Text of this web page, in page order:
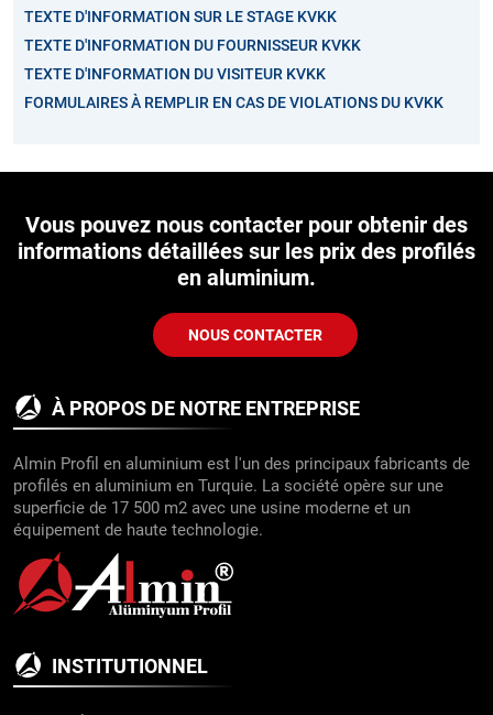
TEXTE D'INFORMATION SUR LE STAGE KVKK
TEXTE D'INFORMATION DU FOURNISSEUR KVKK
TEXTE D'INFORMATION DU VISITEUR KVKK
FORMULAIRES À REMPLIR EN CAS DE VIOLATIONS DU KVKK
Vous pouvez nous contacter pour obtenir des
informations détaillées sur les prix des profilés
en aluminium.
NOUS CONTACTER
À PROPOS DE NOTRE ENTREPRISE
Almin Profil en aluminium est l'un des principaux fabricants de
profilés en aluminium en Turquie. La société opère sur une
superficie de 17 500 m2 avec une usine moderne et un
équipement de haute technologie.
INSTITUTIONNEL